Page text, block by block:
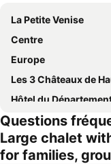
La Petite Venise
Centre
Europe
Les 3 Châteaux de Haut-
Hôtel du
Questions
Large chalet
for families,